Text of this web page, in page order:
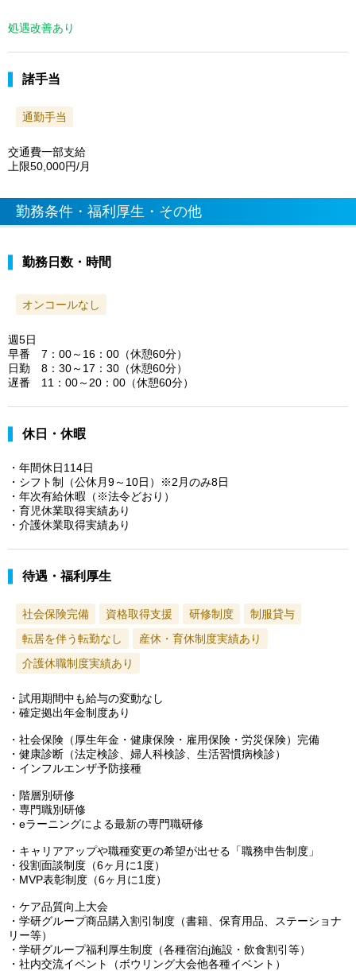
処遇改善あり
諸手当
通勤手当
交通費一部支給
上限50,000円/月
勤務条件・福利厚生・その他
勤務日数・時間
オンコールなし
週5日
早番 7：00～16：00（休憩60分）
日勤 8：30～17：30（休憩60分）
遅番 11：00～20：00（休憩60分）
休日・休暇
・年間休日114日
・シフト制（公休月9～10日）※2月のみ8日
・年次有給休暇（※法令どおり）
・育児休業取得実績あり
・介護休業取得実績あり
待遇・福利厚生
社会保険完備 資格取得支援 研修制度
制服貸与
転居を伴う転勤なし
産休・育休制度実績あり
介護休職制度実績あり
・試用期間中も給与の変動なし
・確定拠出年金制度あり
・社会保険（厚生年金・健康保険・雇用保険・労災保険）完備
・健康診断（法定検診、婦人科検診、生活習慣病検診）
・インフルエンザ予防接種
・階層別研修
・専門職別研修
・eラーニングによる最新の専門職研修
・キャリアアップや職種変更の希望が出せる「職務申告制度」
・役割面談制度（6ヶ月に1度）
・MVP表彰制度（6ヶ月に1度）
・ケア品質向上大会
・学研グループ商品購入割引制度（書籍、保育用品、ステーショナ
リー等）
・学研グループ福利厚生制度（各種宿泊j施設・飲食割引等）
・社内交流イベント（ボウリング大会他各種イベント）